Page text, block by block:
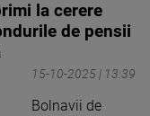
la cerere
de pensii
15-10-2025 | 13:39
Bolnavii de